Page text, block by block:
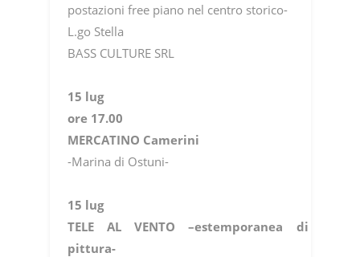
postazioni free piano nel centro storico-
L.go Stella
BASS CULTURE SRL
15 lug
ore 17.00
MERCATINO Camerini
-Marina di Ostuni-
15 lug
TELE AL VENTO –estemporanea di
pittura-